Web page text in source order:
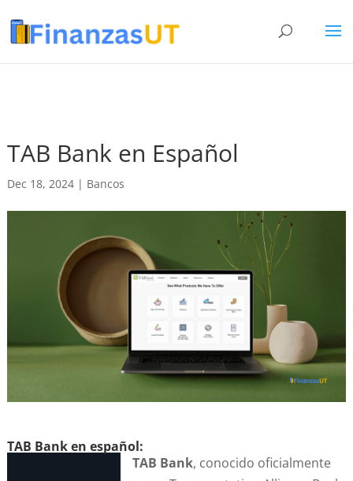
TAB Bank en Español
Dec 18, 2024| Bancos
TAB Bank en español:
TAB Bank, conocido oficialmente